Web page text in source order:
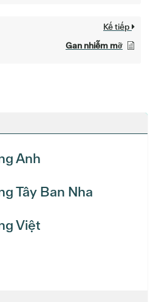
Anh
Tây Ban Nha
Việt
Kế tiếp
Gan nhiễm mỡ